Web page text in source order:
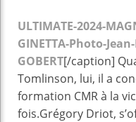
ULTIMATE-2024-
GINETTA-Photo-
GOBERT[/caption]
Tomlinson, lui, il a
formation CMR à la
fois.Grégory Driot,